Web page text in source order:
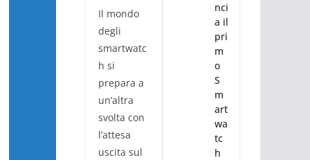
Il mondo
degli
smartwatc
h si
prepara a
un’altra
svolta con
l’attesa
uscita sul
nci
a il
pri
m
o
S
m
art
wa
tc
h